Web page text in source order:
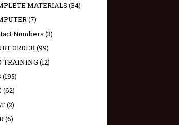
MATERIALS (34)
(7)
Numbers (3)
ORDER(99)
TRAINING (12)
(195)
(62)
(2)
(6)